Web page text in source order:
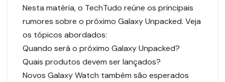
Nesta matéria, o TechTudo reúne os principais
rumores sobre o próximo Galaxy Unpacked. Veja
os tópicos abordados:
Quando será o próximo Galaxy Unpacked?
Quais produtos devem ser lançados?
Novos Galaxy Watch também são esperados